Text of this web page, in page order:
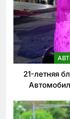
21-летняя